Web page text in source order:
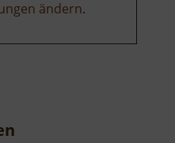
ändern.